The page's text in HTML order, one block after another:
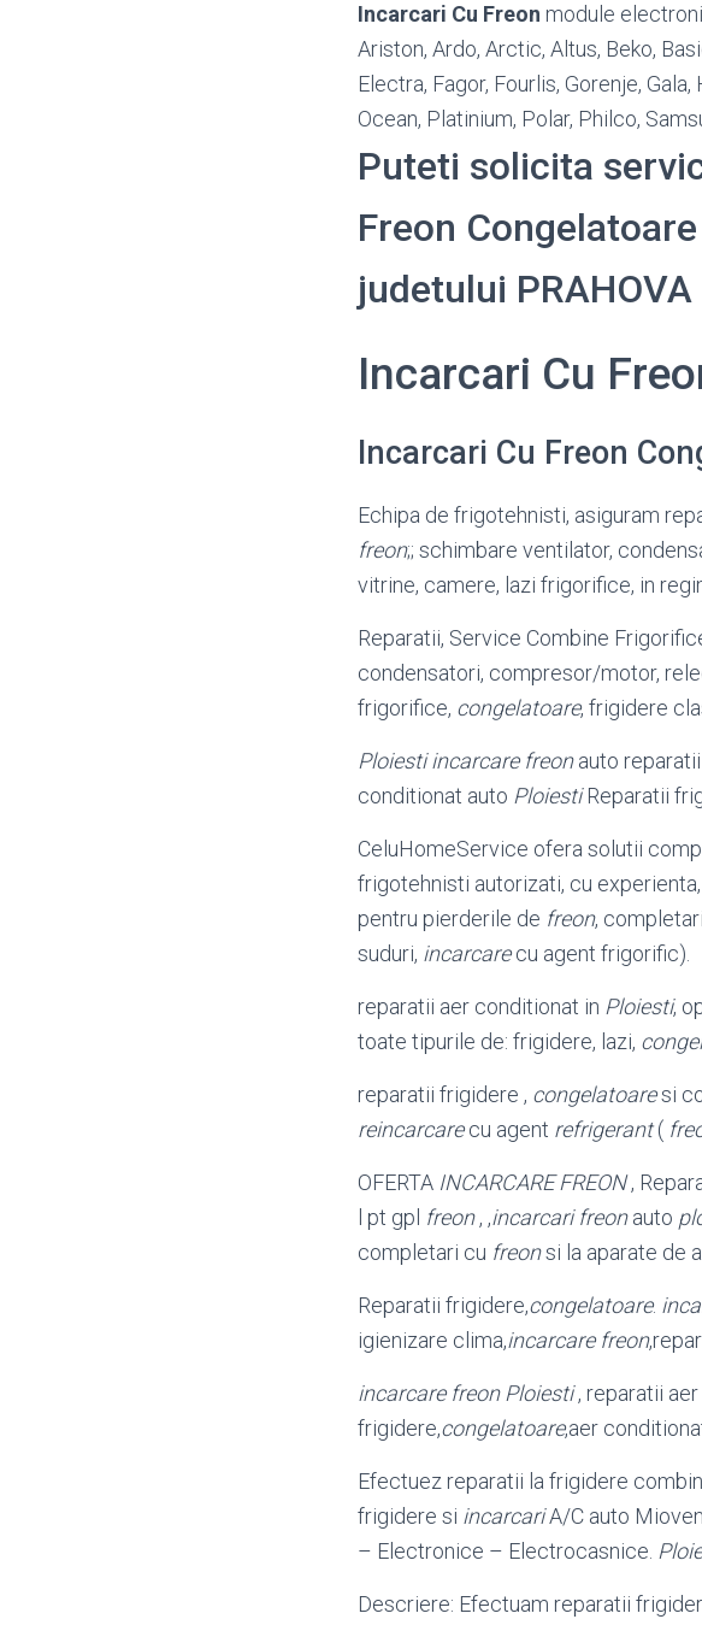
Incarcari Cu Freon module
Ariston, Ardo, Arctic, Altus, Beko,
Electra, Fagor, Fourlis, Gorenje,
Ocean, Platinium, Polar, Philco,
Puteti solicita
Freon
judetului PRAHOVA
Incarcari Cu
Incarcari Cu Freon
Echipa de frigotehnisti, asiguram
freon;; schimbare ventilator,
vitrine, camere, lazi frigorifice, in
Reparatii, Service Combine
condensatori, compresor/motor,
frigorifice, congelatoare, frigidere
Ploiesti incarcare freonauto
conditionat auto PloiestiReparatii
CeluHomeService ofera solutii
frigotehnisti autorizati, cu
pentru pierderile de freon,
suduri, incarcarecu agent frigorific).
reparatii aer conditionat in Ploiesti,
toate tipurile de: frigidere, lazi,
reparatii frigidere , congelatoaresi
reincarcarecu agent refrigerant(
OFERTA INCARCARE FREON,
l pt gpl freon, ,incarcari freonauto
completari cu freonsi la aparate de
Reparatii frigidere,congelatoare.
igienizare clima,incarcare freon
incarcare freon Ploiesti, reparatii
frigidere,congelatoare,aer
Efectuez reparatii la frigidere
frigidere si incarcariA/C auto
– Electronice – Electrocasnice.
Descriere: Efectuam reparatii